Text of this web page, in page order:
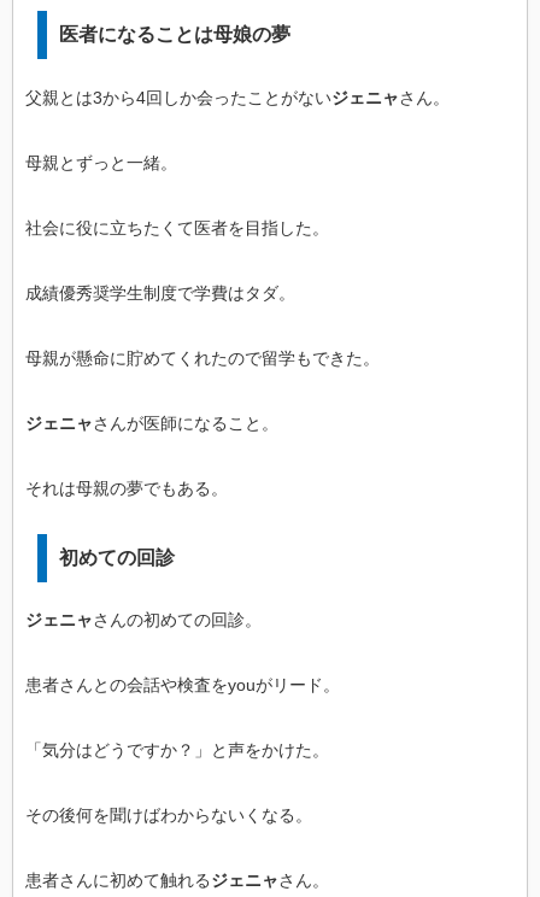
医者になることは母娘の夢
父親とは3から4回しか会ったことがないジェニャさん。
母親とずっと一緒。
社会に役に立ちたくて医者を目指した。
成績優秀奨学生制度で学費はタダ。
母親が懸命に貯めてくれたので留学もできた。
ジェニャさんが医師になること。
それは母親の夢でもある。
初めての回診
ジェニャさんの初めての回診。
患者さんとの会話や検査をyouがリード。
「気分はどうですか？」と声をかけた。
その後何を聞けばわからないくなる。
患者さんに初めて触れるジェニャさん。